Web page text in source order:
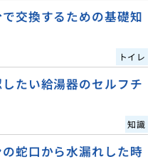
交換するための基礎知
トイレ
たい給湯器のセルフチ
知識
蛇口から水漏れした時